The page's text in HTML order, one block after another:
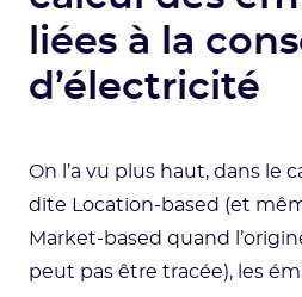
liées à la
d’électricité
On l’a vu plus haut, dans le
dite Location-based (et
Market-based quand
peut pas être tracée), les